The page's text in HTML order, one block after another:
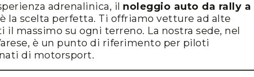
adrenalinica, il noleggio auto da rally a
la scelta perfetta. Ti offriamo vetture ad alte
il massimo su ogni terreno. La nostra sede, nel
è un punto di riferimento per piloti
di motorsport.